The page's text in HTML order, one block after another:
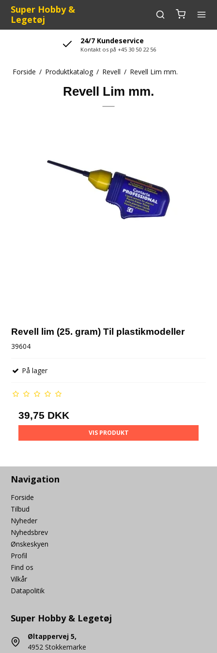
Super Hobby &
Legetøj
24/7 Kundeservice
Kontakt os på +45 30 50 22 56
Forside / Produktkatalog / Revell / Revell Lim mm.
Revell Lim mm.
Revell lim (25. gram) Til plastikmodeller
39604
På lager
39,75 DKK
VIS PRODUKT
Navigation
Forside
Tilbud
Nyheder
Nyhedsbrev
Ønskeskyen
Profil
Find os
Vilkår
Datapolitik
Super Hobby & Legetøj
Øltappervej 5,
4952 Stokkemarke